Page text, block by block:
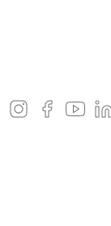
Instagram
Facebook